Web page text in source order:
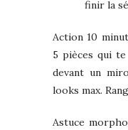
finir la
Action 10
5 pièces qui te
devant un
looks max.
Astuce